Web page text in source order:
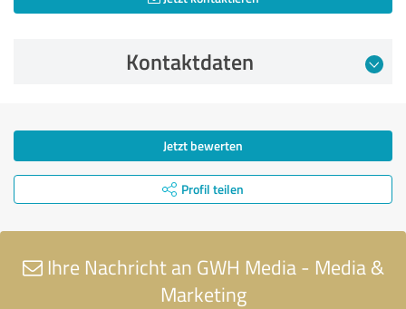
Kontaktdaten
Jetzt bewerten
Profil teilen
Ihre Nachricht an GWH Media - Media &
Marketing